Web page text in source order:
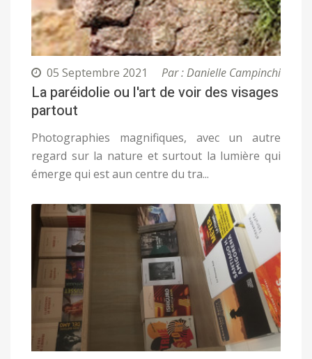
05 Septembre 2021 Par : Danielle Campinchi
La paréidolie ou l'art de voir des visages
partout
Photographies magnifiques, avec un autre
regard sur la nature et surtout la lumière qui
émerge qui est aun centre du tra...